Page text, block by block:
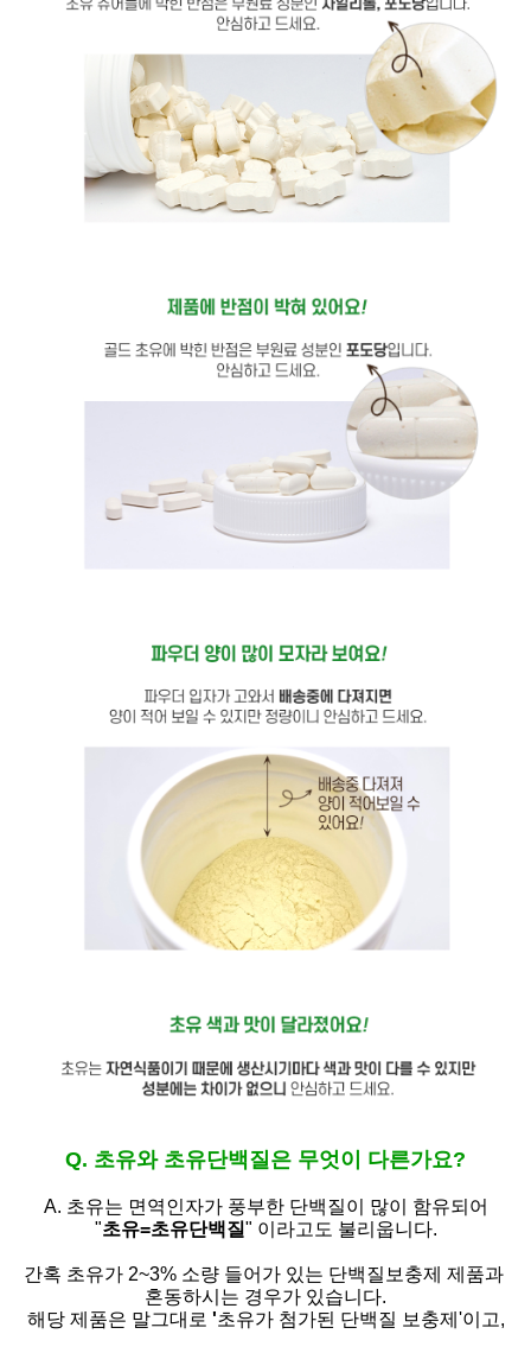
Q. 초유와 초유단백질은 무엇이 다른가요?
A. 초유는 면역인자가 풍부한 단백질이 많이 함유되어
"초유=초유단백질" 이라고도 불리웁니다.
간혹 초유가 2~3% 소량 들어가 있는 단백질보충제 제품과
혼동하시는 경우가 있습니다.
해당 제품은 말그대로 '초유가 첨가된 단백질 보충제'이고,